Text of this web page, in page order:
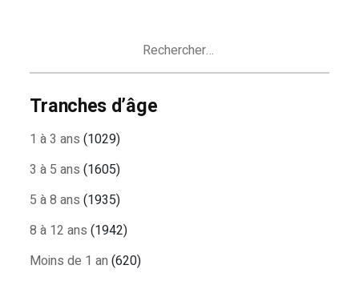
Tranches d’âge
1 à 3 ans (1029)
3 à 5 ans (1605)
5 à 8 ans (1935)
8 à 12 ans (1942)
Moins de 1 an (620)